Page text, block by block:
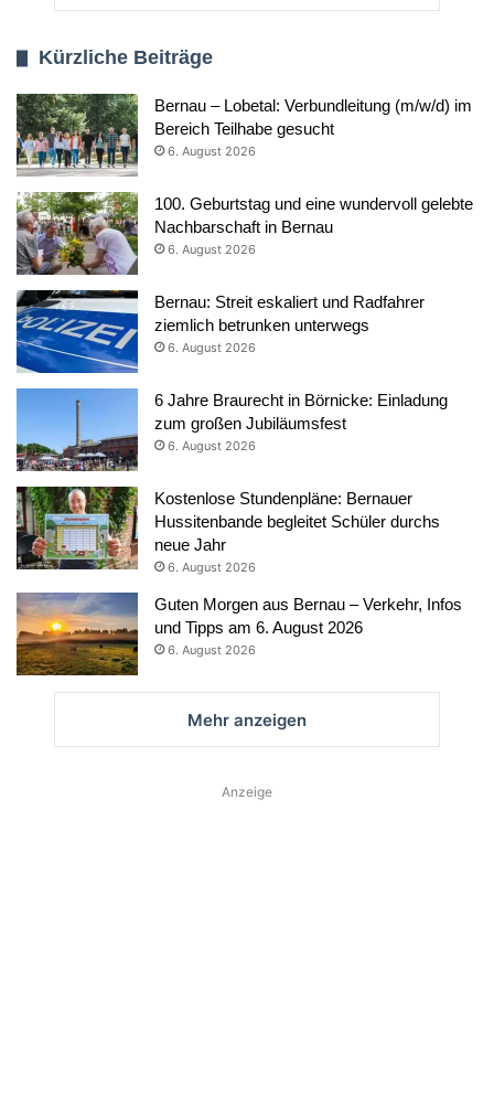
Kürzliche Beiträge
Bernau – Lobetal: Verbundleitung (m/w/d) im
Bereich Teilhabe gesucht
6. August 2026
100. Geburtstag und eine wundervoll gelebte
Nachbarschaft in Bernau
6. August 2026
Bernau: Streit eskaliert und Radfahrer
ziemlich betrunken unterwegs
6. August 2026
6 Jahre Braurecht in Börnicke: Einladung
zum großen Jubiläumsfest
6. August 2026
Kostenlose Stundenpläne: Bernauer
Hussitenbande begleitet Schüler durchs
neue Jahr
6. August 2026
Guten Morgen aus Bernau – Verkehr, Infos
und Tipps am 6. August 2026
6. August 2026
Mehr anzeigen
Anzeige